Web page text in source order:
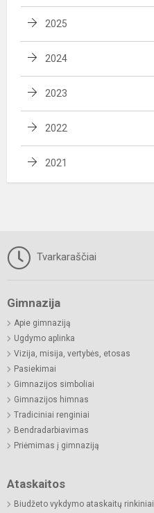
2025
2024
2023
2022
2021
Tvarkaraščiai
Gimnazija
Apie gimnaziją
Ugdymo aplinka
Vizija, misija, vertybės, etosas
Pasiekimai
Gimnazijos simboliai
Gimnazijos himnas
Tradiciniai renginiai
Bendradarbiavimas
Priėmimas į gimnaziją
Ataskaitos
Biudžeto vykdymo ataskaitų rinkiniai